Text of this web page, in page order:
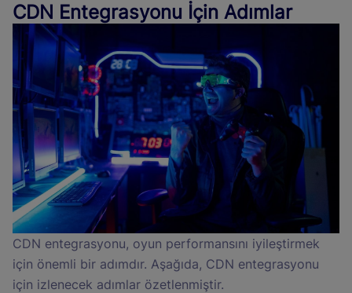
CDN Entegrasyonu İçin Adımlar
CDN entegrasyonu, oyun performansını iyileştirmek
için önemli bir adımdır. Aşağıda, CDN entegrasyonu
için izlenecek adımlar özetlenmiştir.